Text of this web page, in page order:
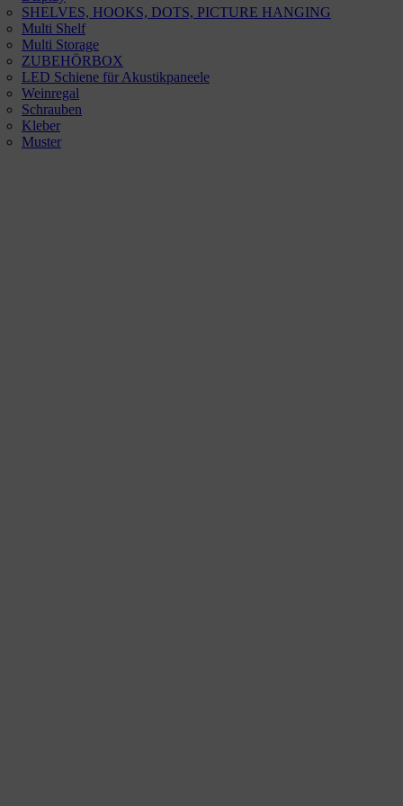
SHELVES, HOOKS, DOTS, PICTURE HANGING
Multi Shelf
Multi Storage
ZUBEHÖRBOX
LED Schiene für Akustikpaneele
Weinregal
Schrauben
Kleber
Muster